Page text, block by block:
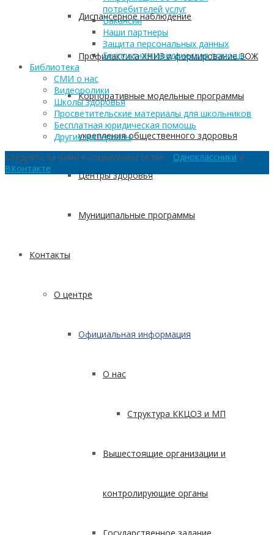
Диспансерное наблюдение
Профилактика ХНИЗ и формирование ЗОЖ
Корпоративные модельные программы
укрепления общественного здоровья
Центры здоровья
Муниципальные программы
Контакты
О центре
Официальная информация
О нас
Структура ККЦОЗ и МП
Вышестоящие организации и
контролирующие органы
потребителей услуг
Вакансии
Наши партнеры
Защита персональных данных
Бесплатная юридическая помощь
Библиотека
СМИ о нас
Видеоролики
Школы здоровья
Просветительские материалы для школьников
Бесплатная юридическая помощь
Другие материалы
Следуйте за нами в социальных сетях: Одноклассники и
ВКонтакте